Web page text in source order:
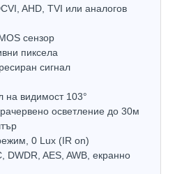
AHD, TVI или аналогов
сензор
пиксела
сигнал
на видимост 103°
осветление до 30м
0 Lux (IR on)
DWDR, AES, AWB, екранно